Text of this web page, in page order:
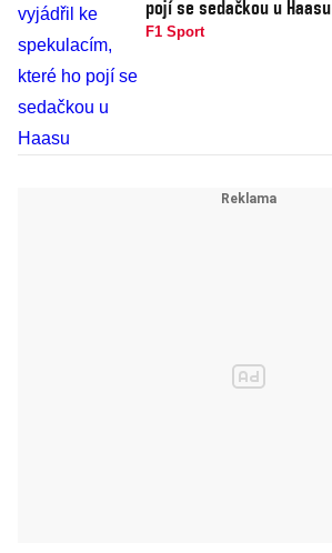
pojí se sedačkou u Haasu
F1 Sport